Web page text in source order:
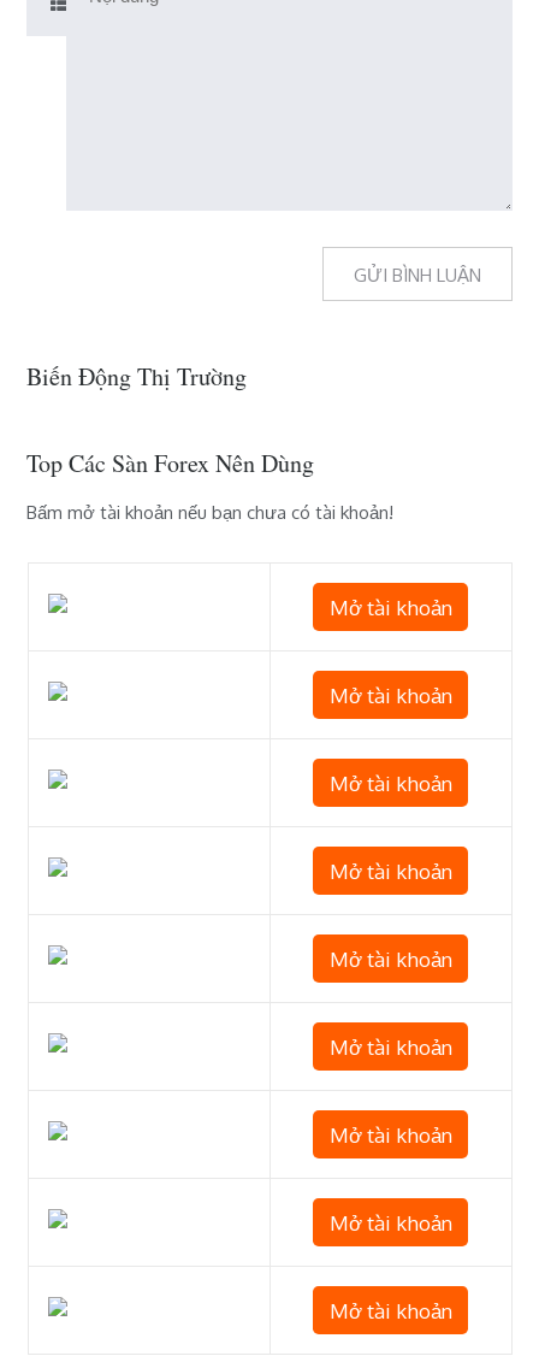
Biến Động Thị Trường
Top Các Sàn Forex Nên Dùng
Bấm mở tài khoản nếu bạn chưa có tài khoản!
Mở tài khoản
Mở tài khoản
Mở tài khoản
Mở tài khoản
Mở tài khoản
Mở tài khoản
Mở tài khoản
Mở tài khoản
Mở tài khoản